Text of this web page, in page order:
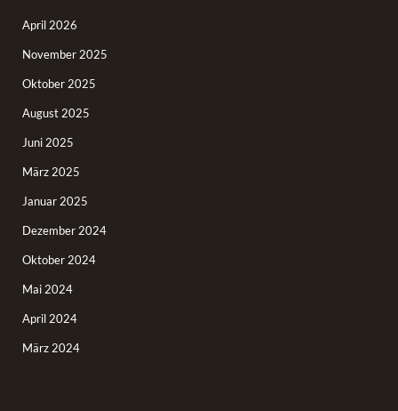
April 2026
November 2025
Oktober 2025
August 2025
Juni 2025
März 2025
Januar 2025
Dezember 2024
Oktober 2024
Mai 2024
April 2024
März 2024